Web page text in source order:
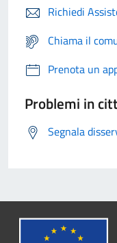
Richiedi
Chiama il
Prenota un
Problemi in
Segnala